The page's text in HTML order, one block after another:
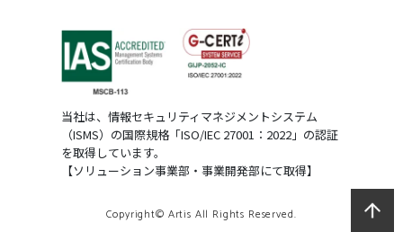
当社は、情報セキュリティマネジメントシステム
（ISMS）の国際規格「ISO/IEC 27001：2022」の認証
を取得しています。
【ソリューション事業部・事業開発部にて取得】
Copyright© Artis All Rights Reserved.